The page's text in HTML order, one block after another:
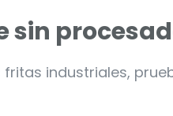
sin
industriales,